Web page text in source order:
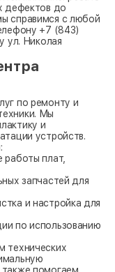
дефектов до
справимся с любой
+7 (843)
ул. Николая
по ремонту и
Мы
и
устройств.
работы плат,
запчастей для
и настройка для
по использованию
технических